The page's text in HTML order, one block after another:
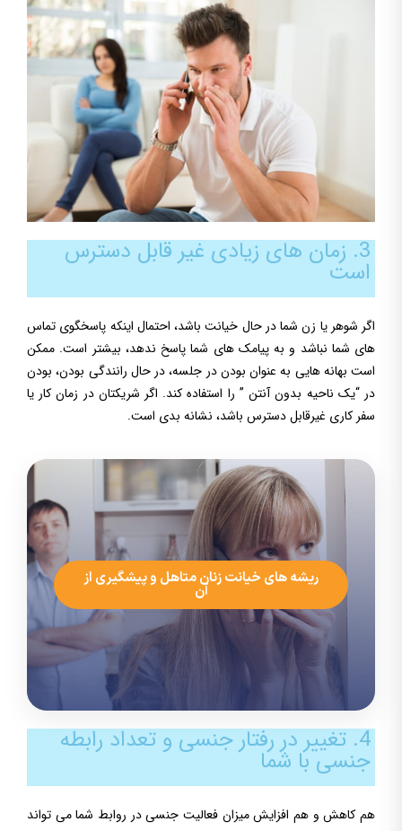
3. زمان های زیادی غیر قابل دسترس
است
اگر شوهر یا زن شما در حال خیانت باشد، احتمال اینکه پاسخگوی تماس
های شما نباشد و به پیامک های شما پاسخ ندهد، بیشتر است. ممکن
است بهانه هایی به عنوان بودن در جلسه، در حال رانندگی بودن، بودن
در “یک ناحیه بدون آنتن ” را استفاده کند. اگر شریکتان در زمان کار یا
سفر کاری غیرقابل دسترس باشد، نشانه بدی است.
ریشه های خیانت زنان متاهل و پیشگیری از
آن
4. تغییر در رفتار جنسی و تعداد رابطه
جنسی با شما
هم کاهش و هم افزایش میزان فعالیت جنسی در روابط شما می تواند